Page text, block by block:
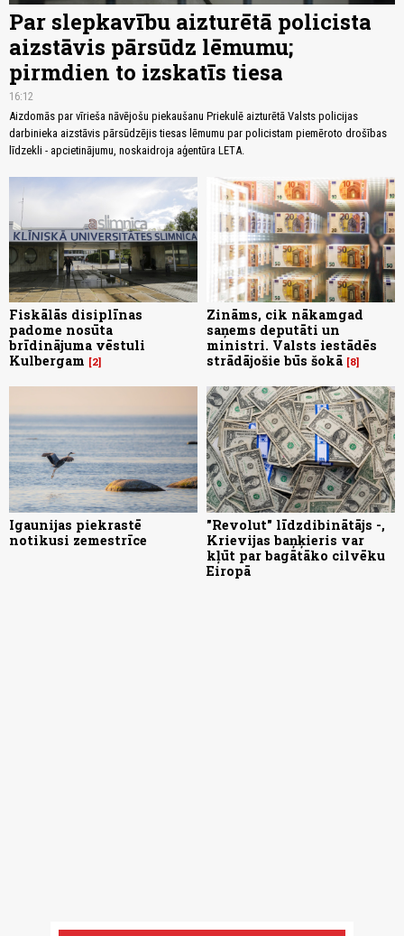
Par slepkavību aizturētā policista
aizstāvis pārsūdz lēmumu;
pirmdien to izskatīs tiesa
16:12
Aizdomās par vīrieša nāvējošu piekaušanu Priekulē aizturētā Valsts policijas
darbinieka aizstāvis pārsūdzējis tiesas lēmumu par policistam piemēroto drošības
līdzekli - apcietinājumu, noskaidroja aģentūra LETA.
Fiskālās disiplīnas
padome nosūta
brīdinājuma vēstuli
Kulbergam
2
Zināms, cik nākamgad
saņems deputāti un
ministri. Valsts iestādēs
strādājošie būs šokā 8
Igaunijas piekrastē
notikusi zemestrīce
"Revolut" līdzdibinātājs -,
Krievijas baņķieris var
kļūt par bagātāko cilvēku
Eiropā